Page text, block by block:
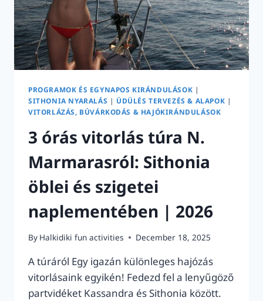
PROGRAMOK ÉS EGYNAPOS KIRÁNDULÁSOK |
SITHONIA NYARALÁS | ÜDÜLÉS TERVEZÉS & ALAPOK |
VITORLÁZÁS, BÚVÁRKODÁS & HAJÓKIRÁNDULÁSOK
3 órás vitorlás túra N.
Marmarasról: Sithonia
öblei és szigetei
naplementében | 2026
By Halkidiki fun activities December 18, 2025
A túráról Egy igazán különleges hajózás
vitorlásaink egyikén! Fedezd fel a lenyűgöző
partvidéket Kassandra és Sithonia között.